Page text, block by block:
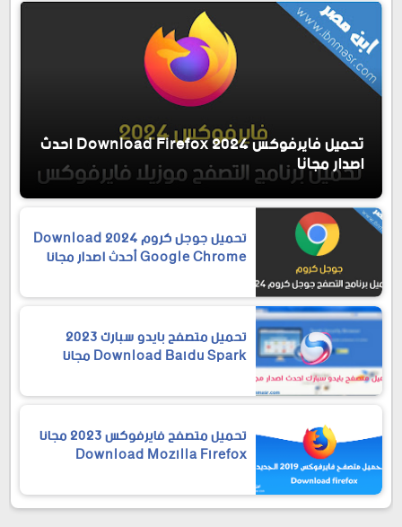
تحميل فايرفوكس 2024 Download Firefox احدث
اصدار مجانا
تحميل جوجل كروم 2024 Download
Google Chrome أحدث اصدار مجانا
تحميل متصفح بايدو سبارك 2023
Download Baidu Spark مجانا
تحميل متصفح فايرفوكس 2023 مجانا
Download Mozilla Firefox